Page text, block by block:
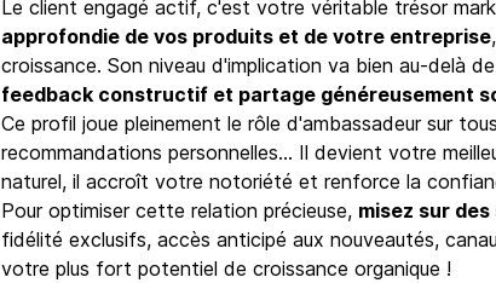
Le client engagé actif, c'est votre véritable trésor
approfondie de vos produits et de votre entreprise
croissance. Son niveau d'implication va bien au-delà
feedback constructif et partage généreusement
Ce profil joue pleinement le rôle d'ambassadeur sur
recommandations personnelles... Il devient votre
naturel, il accroît votre notoriété et renforce la
Pour optimiser cette relation précieuse, misez sur
fidélité exclusifs, accès anticipé aux nouveautés,
votre plus fort potentiel de croissance organique !